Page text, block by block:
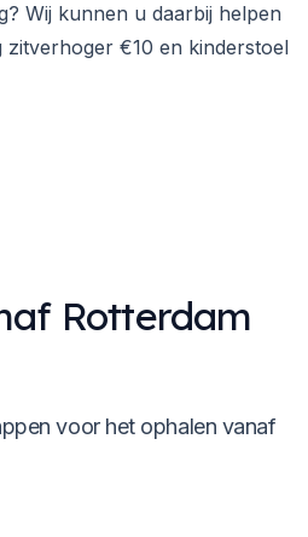
Wij kunnen u daarbij helpen
zitverhoger €10 en kinderstoel
Rotterdam
voor het ophalen vanaf